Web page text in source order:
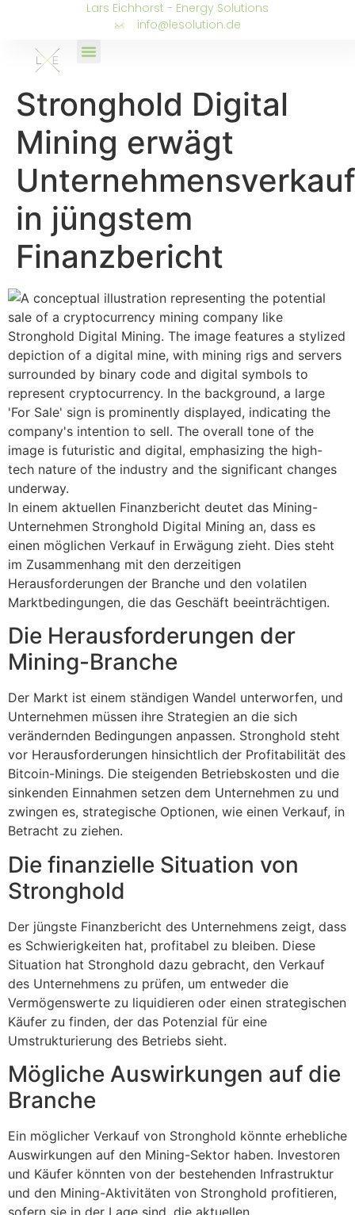
Lars Eichhorst - Energy Solutions
info@lesolution.de
Stronghold Digital
Mining erwägt
Unternehmensverkauf
in jüngstem
Finanzbericht
In einem aktuellen Finanzbericht deutet das Mining-
Unternehmen Stronghold Digital Mining an, dass es
einen möglichen Verkauf in Erwägung zieht. Dies steht
im Zusammenhang mit den derzeitigen
Herausforderungen der Branche und den volatilen
Marktbedingungen, die das Geschäft beeinträchtigen.
Die Herausforderungen der
Mining-Branche
Der Markt ist einem ständigen Wandel unterworfen, und
Unternehmen müssen ihre Strategien an die sich
verändernden Bedingungen anpassen. Stronghold steht
vor Herausforderungen hinsichtlich der Profitabilität des
Bitcoin-Minings. Die steigenden Betriebskosten und die
sinkenden Einnahmen setzen dem Unternehmen zu und
zwingen es, strategische Optionen, wie einen Verkauf, in
Betracht zu ziehen.
Die finanzielle Situation von
Stronghold
Der jüngste Finanzbericht des Unternehmens zeigt, dass
es Schwierigkeiten hat, profitabel zu bleiben. Diese
Situation hat Stronghold dazu gebracht, den Verkauf
des Unternehmens zu prüfen, um entweder die
Vermögenswerte zu liquidieren oder einen strategischen
Käufer zu finden, der das Potenzial für eine
Umstrukturierung des Betriebs sieht.
Mögliche Auswirkungen auf die
Branche
Ein möglicher Verkauf von Stronghold könnte erhebliche
Auswirkungen auf den Mining-Sektor haben. Investoren
und Käufer könnten von der bestehenden Infrastruktur
und den Mining-Aktivitäten von Stronghold profitieren,